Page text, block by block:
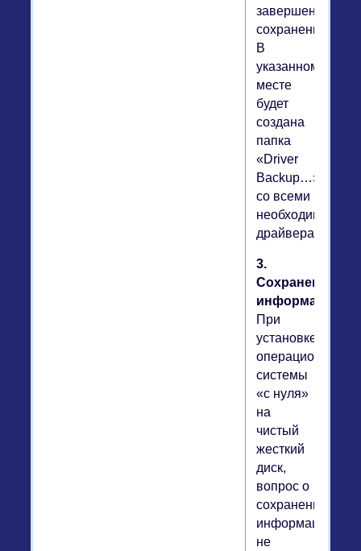
завершения
сохранения.
В
указанном
месте
будет
создана
папка
«Driver
Backup…»
со всеми
необходимыми
драйверами).
3.
Сохранение
информации.
При
установке
операционной
системы
«с нуля»
на
чистый
жесткий
диск,
вопрос о
сохранении
информации
не